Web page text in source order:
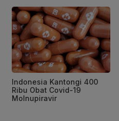
Indonesia Kantongi 400
Ribu Obat Covid-19
Molnupiravir